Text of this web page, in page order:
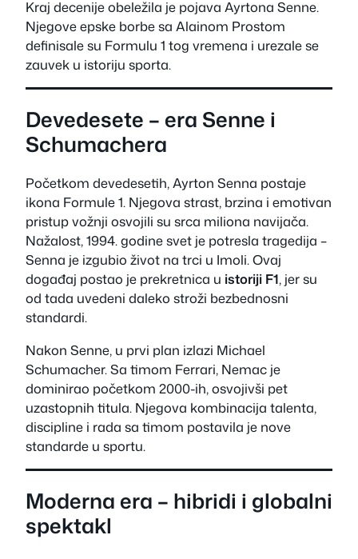
Kraj decenije obeležila je pojava Ayrtona Senne.
Njegove epske borbe sa Alainom Prostom
definisale su Formulu 1 tog vremena i urezale se
zauvek u istoriju sporta.
Devedesete – era Senne i
Schumachera
Početkom devedesetih, Ayrton Senna postaje
ikona Formule 1. Njegova strast, brzina i emotivan
pristup vožnji osvojili su srca miliona navijača.
Nažalost, 1994. godine svet je potresla tragedija –
Senna je izgubio život na trci u Imoli. Ovaj
događaj postao je prekretnica u istoriji F1, jer su
od tada uvedeni daleko stroži bezbednosni
standardi.
Nakon Senne, u prvi plan izlazi Michael
Schumacher. Sa timom Ferrari, Nemac je
dominirao početkom 2000-ih, osvojivši pet
uzastopnih titula. Njegova kombinacija talenta,
discipline i rada sa timom postavila je nove
standarde u sportu.
Moderna era – hibridi i globalni
spektakl